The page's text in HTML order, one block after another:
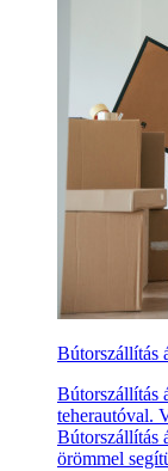
Bútorszállítás
Bútorszállítás
teherautóval.
Bútorszállítás
örömmel